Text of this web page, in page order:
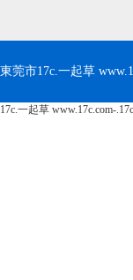
東莞市17c.一起草
17c.一起草 www.17c.com-